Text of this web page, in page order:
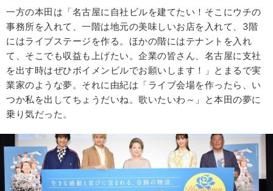
一方の本田は「名古屋に自社ビルを建てたい！そこにウチの
事務所を入れて、一階は地元の美味しいお店を入れて、3階
にはライブステージを作る。ほかの階にはテナントを入れ
て、そこでも収益も上げたい。企業の皆さん、名古屋に支社
を出す時はぜひボイメンビルでお願いします！」とまるで実
業家のような夢。それに由紀は「ライブ会場を作ったら、い
つか私を出してちょうだいね。歌いたいわ～」と本田の夢に
乗り気だった。